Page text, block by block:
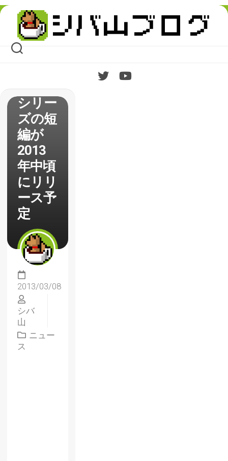
Skip
content
【A
Bird
Story
】To
Moon
シリー
ズの短
編が
2013
年中頃
にリリ
ース予
定
2013/03/08
シバ
山
ニュー
ス